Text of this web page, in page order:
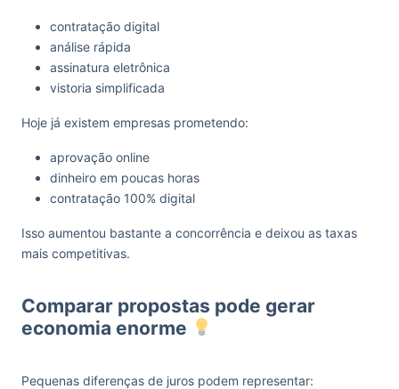
contratação digital
análise rápida
assinatura eletrônica
vistoria simplificada
Hoje já existem empresas prometendo:
aprovação online
dinheiro em poucas horas
contratação 100% digital
Isso aumentou bastante a concorrência e deixou as taxas
mais competitivas.
Comparar propostas pode gerar
economia enorme
Pequenas diferenças de juros podem representar: